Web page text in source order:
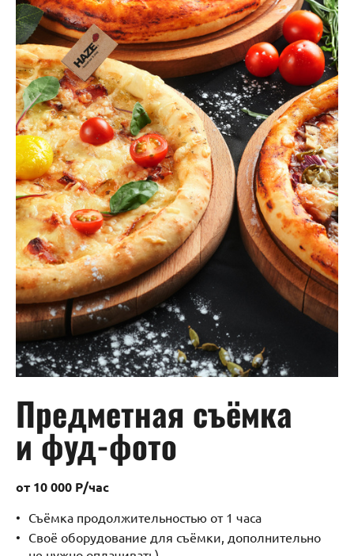
Предметная съёмка
и фуд-фото
от 10 000 Р/час
Съёмка продолжительностью от 1 часа
Своё оборудование для съёмки, дополнительно